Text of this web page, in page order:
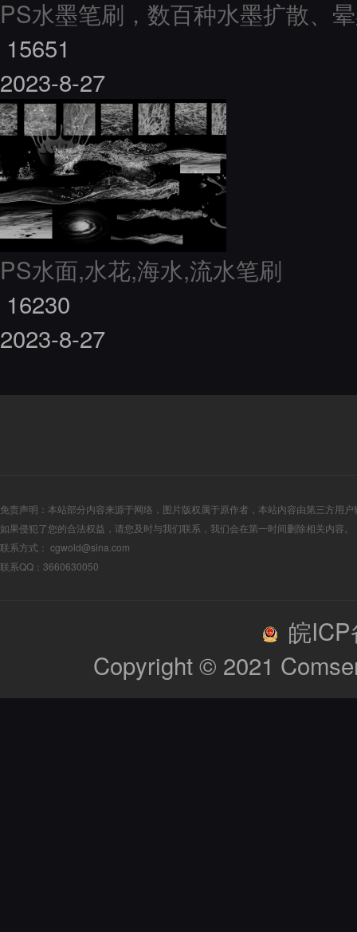
PS水墨笔刷，数百种水墨扩散、
15651
2023-8-27
PS水面,水花,海水,流水笔刷
16230
2023-8-27
免责声明：本站部分内容来源于网络，图片版权属于原作者，本站内容由第三方用
如果侵犯了您的合法权益，请您及时与我们联系，我们会在第一时间删除相关内容。
联系方式： cgwold@sina.com
联系QQ：3660630050
皖
Copyright © 2021